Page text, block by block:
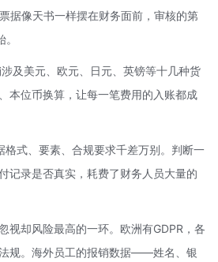
据像天书一样摆在财务面前，审核的第
及美元、欧元、日元、英镑等十几种货
本位币换算，让每一笔费用的入账都成
格式、要素、合规要求千差万别。判断一
记录是否真实，耗费了财务人员大量的
视却风险最高的一环。欧洲有GDPR ，各
规。海外员工的报销数据——姓名、银